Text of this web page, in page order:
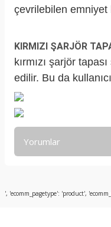
çevrilebilen emniyet
KIRMIZI ŞARJÖR
kırmızı şarjör
edilir. Bu da
Yorumlar
Bu
', 'ecomm_pagetype': 'product',